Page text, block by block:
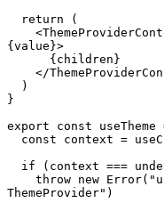
return
(
<
{ value }>
{ children }
</
)
}
export
const useTheme
const context =
if
( context ===
throw new Error(
ThemeProvider" )